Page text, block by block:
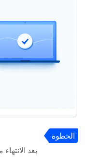
الخطوة
بعد